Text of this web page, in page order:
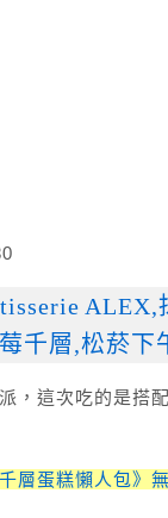
ALEX,
千層,松菸下
，這次吃的是搭
層蛋糕懶人包》